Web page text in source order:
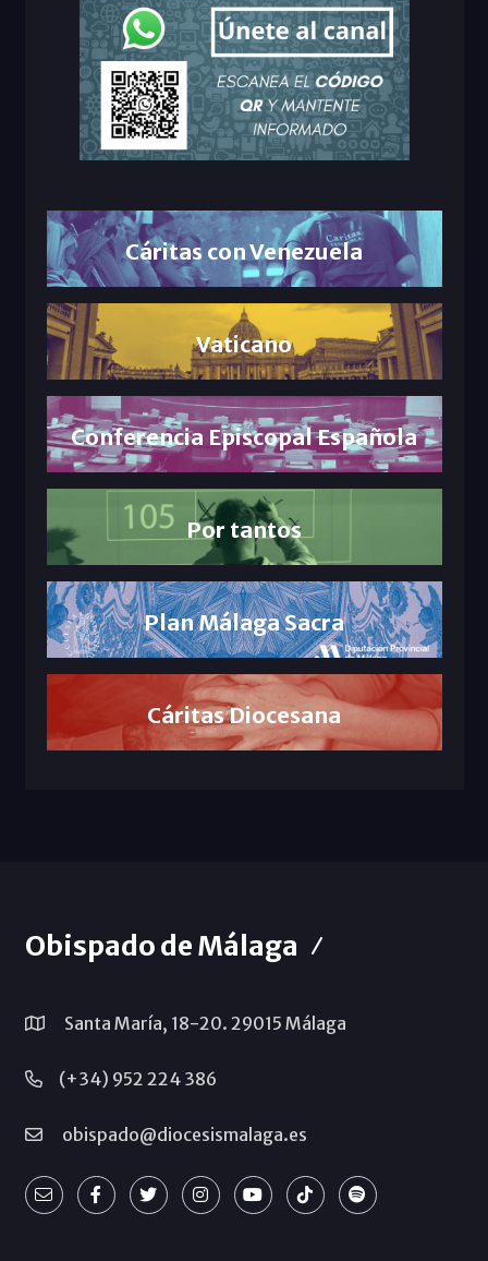
Cáritas con Venezuela
Vaticano
Conferencia Episcopal Española
Por tantos
Plan Málaga Sacra
Cáritas Diocesana
Obispado de Málaga
Santa María, 18-20. 29015 Málaga
(+34) 952 224 386
obispado@diocesismalaga.es